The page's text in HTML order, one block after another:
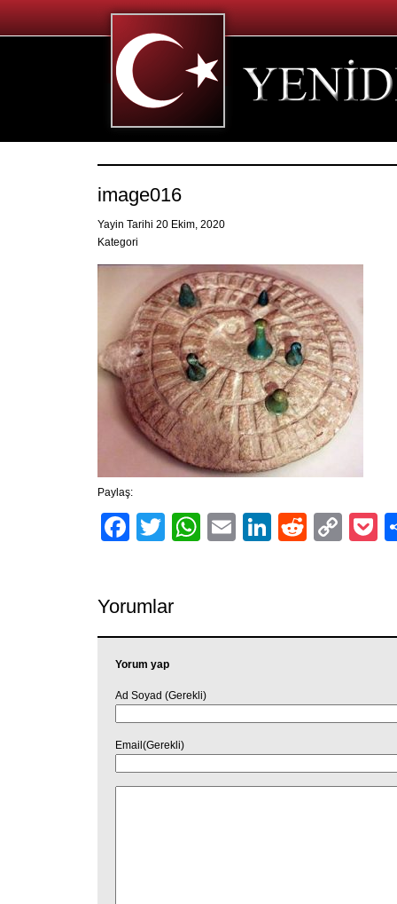
image016
Yayin Tarihi 20 Ekim, 2020
Kategori
Paylaş:
Facebook
TwitterWhatsApp
EmailLinkedIn
Reddit
Yorumlar
Yorum yap
Ad Soyad (Gerekli)
Email(Gerekli)